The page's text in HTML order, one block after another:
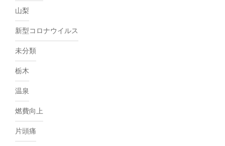
山梨
新型コロナウイルス
未分類
栃木
温泉
燃費向上
片頭痛